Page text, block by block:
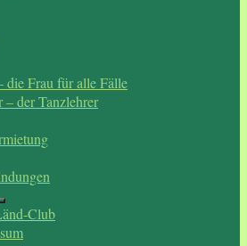
die Frau für alle Fälle
– der Tanzlehrer
Club